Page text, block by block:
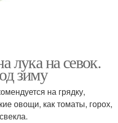
лука на севок.
зиму
на грядку,
овощи, как томаты, горох,